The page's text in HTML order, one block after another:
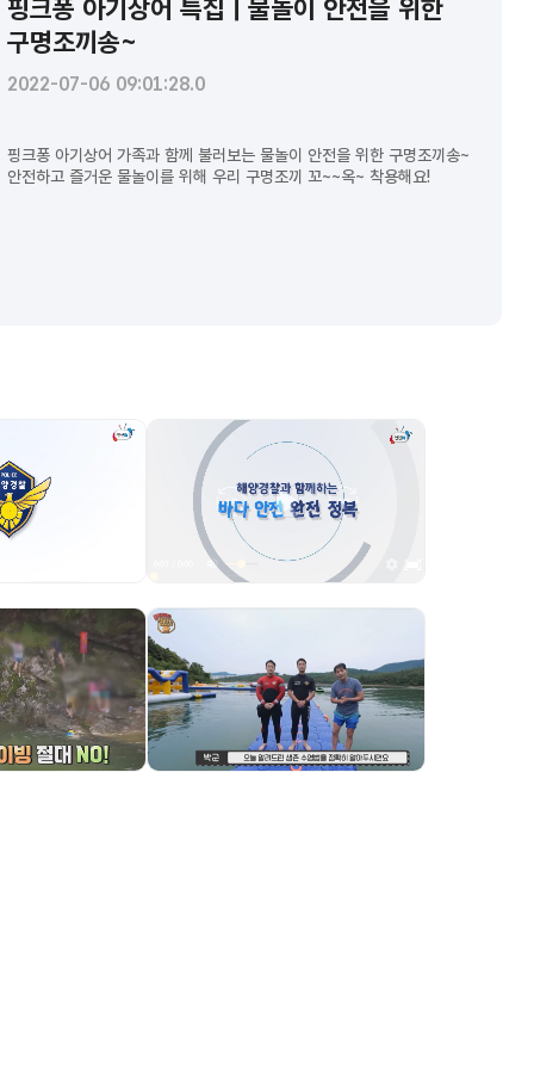
핑크퐁 아기상어 특집ㅣ물놀이 안전을 위한
구명조끼송~
2022-07-06 09:01:28.0
핑크퐁 아기상어 가족과 함께 불러보는 물놀이 안전을 위한 구명조끼송~
안전하고 즐거운 물놀이를 위해 우리 구명조끼 꼬~~옥~ 착용해요!